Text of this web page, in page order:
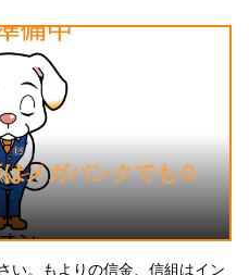
メガバンクでもＯ
い。もよりの信金、信組はイン